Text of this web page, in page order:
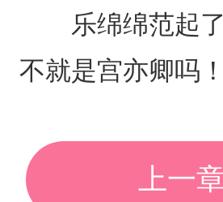
乐绵绵范起了
不就是宫亦卿吗！
上一